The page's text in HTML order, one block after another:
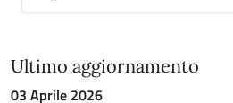
Ultimo aggiornamento
03 Aprile 2026